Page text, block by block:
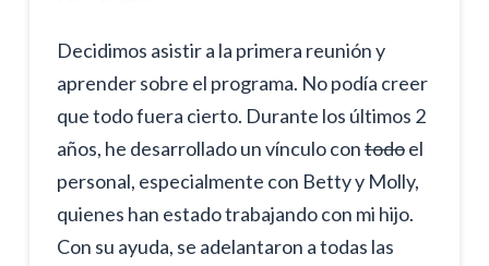
Decidimos asistir a la primera reunión y
aprender sobre el programa. No podía creer
que todo fuera cierto. Durante los últimos 2
años, he desarrollado un vínculo contodoel
personal, especialmente con Betty y Molly,
quienes han estado trabajando con mi hijo.
Con su ayuda, se adelantaron a todas las